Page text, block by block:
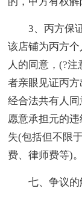
3、丙方保证
该店铺为丙方
人的同意，(?
者亲眼见证丙
经合法共有人
愿意承担元的
失(包括但不限
费、律师费等)。
七、争议的